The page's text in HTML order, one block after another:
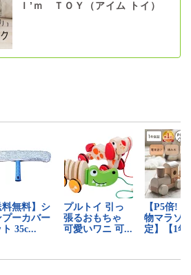
Ｉ’ｍ ＴＯＹ（アイム トイ）